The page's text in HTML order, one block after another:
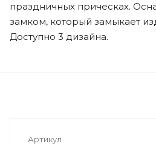
праздничных прическах.
замком, который замыкает
Доступно 3 дизайна.
Артикул